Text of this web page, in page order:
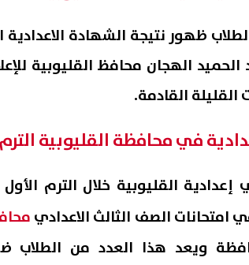
الهجان محافظ القليوبية
القليلة القادمة.
في محافظة القليوبية
القليوبية خلال الترم
ويعد هذا العدد من